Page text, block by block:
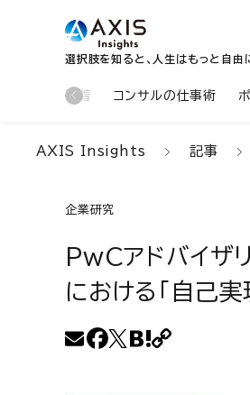
選択肢を知ると、人生はもっと自由
新着 コンサルの仕事術
AXIS Insights 記事
企業研究
PwCアドバイザ
における「自己